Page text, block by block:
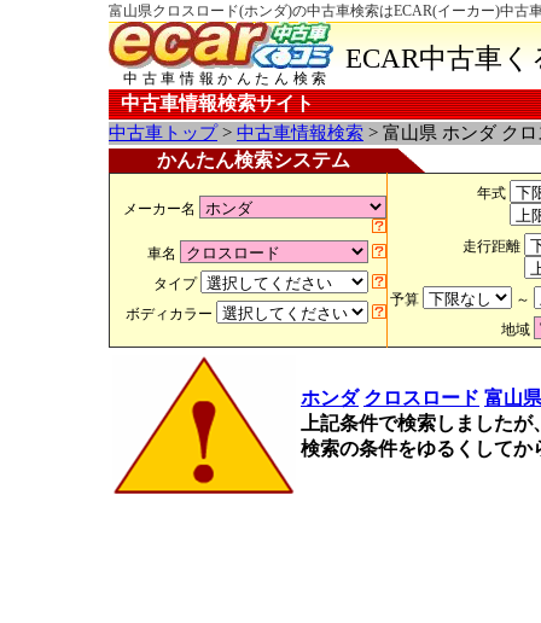
富山県クロスロード(ホンダ)の中古車検索はECAR(イーカー)中古
中古車情報かんたん検索
ECAR中古車
中古車情報検索サイト
中古車トップ> 中古車情報検索 > 富山県 ホンダ ク
かんたん検索システム
メーカー名
車名
タイプ
ボディカラー
年式
走行距離
予算
～
地域
ホンダ クロスロード 富山県
上記条件で検索しました
検索の条件をゆるくして